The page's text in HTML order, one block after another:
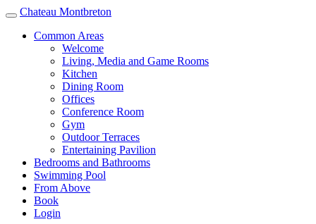
Toggle
navigation
Chateau Montbreton
Common Areas
Welcome
Living, Media and Game Rooms
Kitchen
Dining Room
Offices
Conference Room
Gym
Outdoor Terraces
Entertaining Pavilion
Bedrooms and Bathrooms
Swimming Pool
From Above
Book
Login